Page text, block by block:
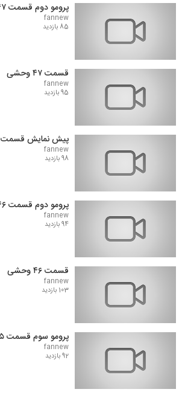
پرومو دوم قسمت ۴۷ وحشی
fannew
85 بازدید
قسمت ۴۷ وحشی
fannew
95 بازدید
پیش نمایش قسمت ۴۶ وحشی
fannew
98 بازدید
پرومو دوم قسمت ۴۶ وحشی
fannew
94 بازدید
قسمت ۴۶ وحشی
fannew
103 بازدید
پرومو سوم قسمت ۴۵ وحشی
fannew
92 بازدید